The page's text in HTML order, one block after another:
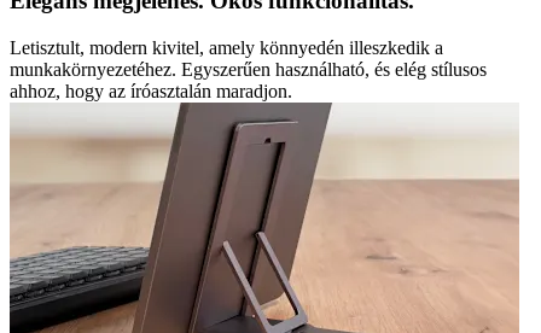
Letisztult, modern kivitel, amely könnyedén illeszkedik a
munkakörnyezetéhez. Egyszerűen használható, és elég stílusos
ahhoz, hogy az íróasztalán maradjon.